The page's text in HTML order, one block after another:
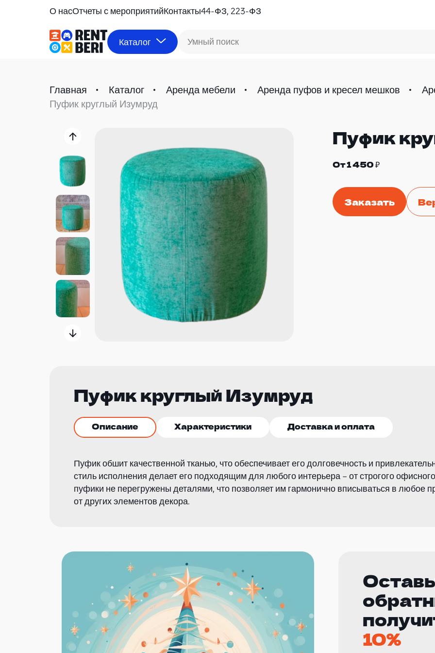
О насОтчеты с мероприятийКонтакты44-ФЗ, 223-ФЗ
Каталог Умный поиск
Главная Каталог Аренда мебели Аренда пуфов и кресел мешков
Пуфик круглый Изумруд
Пуфик
От 1 450 ₽
Заказать
Пуфик круглый Изумруд
Описание Характеристики Доставка и оплата
Пуфик обшит качественной тканью, что обеспечивает его долговечность и
стиль исполнения делает его подходящим для любого интерьера – от строгого
пуфики не перегружены деталями, что позволяет им гармонично вписываться в любое
от других элементов декора.
10%